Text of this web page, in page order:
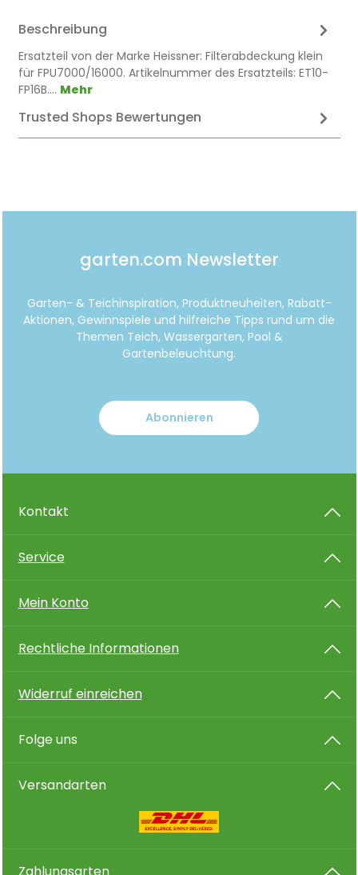
Beschreibung
Ersatzteil von der Marke Heissner: Filterabdeckung klein
für FPU7000/16000. Artikelnummer des Ersatzteils: ET10-
FP16B.… Mehr
Trusted Shops Bewertungen
garten.com Newsletter
Garten- & Teichinspiration, Produktneuheiten, Rabatt-
Aktionen, Gewinnspiele und hilfreiche Tipps rund um die
Themen Teich, Wassergarten, Pool &
Gartenbeleuchtung.
Abonnieren
Kontakt
Service
Mein Konto
Rechtliche Informationen
Widerruf einreichen
Folge uns
Versandarten